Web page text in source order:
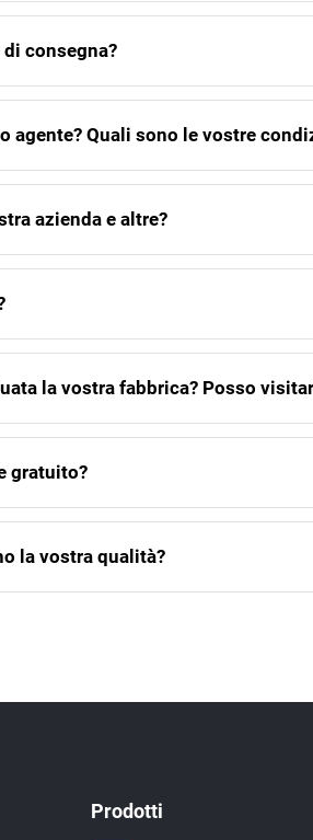
consegna?
agente? Quali sono le vostre
azienda e altre?
la vostra fabbrica? Posso
gratuito?
la vostra qualità?
Prodotti